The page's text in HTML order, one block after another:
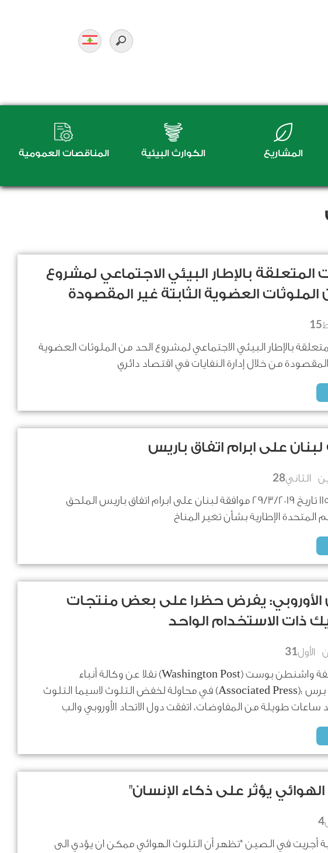
المشاريع الكوارث البيئية المناقصات العمومية
المتعلقة بالإطار البيئي الاجتماعي لمشروع
الملوثات العضوية الثابتة غير المقصودة
15
بالإطار البيئي الاجتماعي لمشروع الحد من الملوثات العضوية
المقصودة من خلال إدارة النفايات في اقتصاد دائري
على ابرام اتفاق باريس
الثاني28
قانون رقم 115 تاريخ 29/3/2019 موافقة لبنان على ابرام اتفاق باريس الملحق
المتحدة الإطارية بشأن تغير المناخ
الأوروبي: يفرض حظرا على بعض منتجات
ذات الاستخدام الواحد
الأول31
كتبت صحيفة واشنطن بوست (Washington Post) نقلا عن وكالة أنباء
الأسوشيتد برس :(Associated Press) في محاولة لخفض التلوث لاسيما التلوث
ساعات طويلة من المفاوضات، اتفقت دول الاتحاد الأوروبي والب
يؤثر على ذكاء الإنسان"
4
أجريت في الصين "تظهر أن التلوث الهوائي ممكن ان يؤدي الى